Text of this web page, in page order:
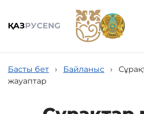
ҚАЗРУСENG
Басты бет › Байланыс ›
жауаптар